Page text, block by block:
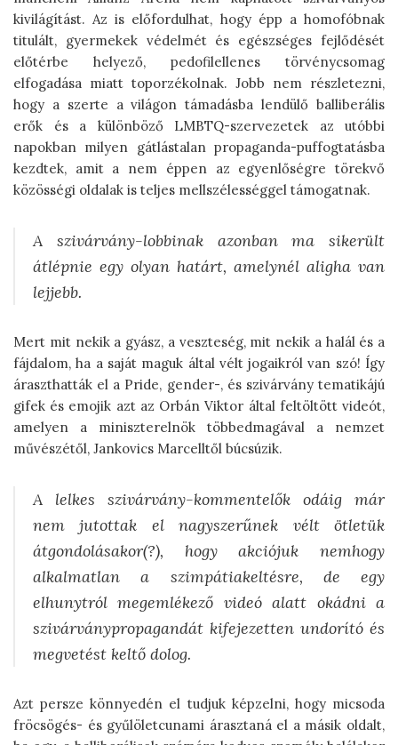
kivilágítást. Az is előfordulhat, hogy épp a homofóbnak
titulált, gyermekek védelmét és egészséges fejlődését
előtérbe helyező, pedofilellenes törvénycsomag
elfogadása miatt toporzékolnak. Jobb nem részletezni,
hogy a szerte a világon támadásba lendülő balliberális
erők és a különböző LMBTQ-szervezetek az utóbbi
napokban milyen gátlástalan propaganda-puffogtatásba
kezdtek, amit a nem éppen az egyenlőségre törekvő
közösségi oldalak is teljes mellszélességgel támogatnak.
A szivárvány-lobbinak azonban ma sikerült
átlépnie egy olyan határt, amelynél aligha van
lejjebb.
Mert mit nekik a gyász, a veszteség, mit nekik a halál és a
fájdalom, ha a saját maguk által vélt jogaikról van szó! Így
áraszthatták el a Pride, gender-, és szivárvány tematikájú
gifek és emojik azt az Orbán Viktor által feltöltött videót,
amelyen a miniszterelnök többedmagával a nemzet
művészétől, Jankovics Marcelltől búcsúzik.
A lelkes szivárvány-kommentelők odáig már
nem jutottak el nagyszerűnek vélt ötletük
átgondolásakor(?), hogy akciójuk nemhogy
alkalmatlan a szimpátiakeltésre, de egy
elhunytról megemlékező videó alatt okádni a
szivárványpropagandát kifejezetten undorító és
megvetést keltő dolog.
Azt persze könnyedén el tudjuk képzelni, hogy micsoda
fröcsögés- és gyűlöletcunami árasztaná el a másik oldalt,